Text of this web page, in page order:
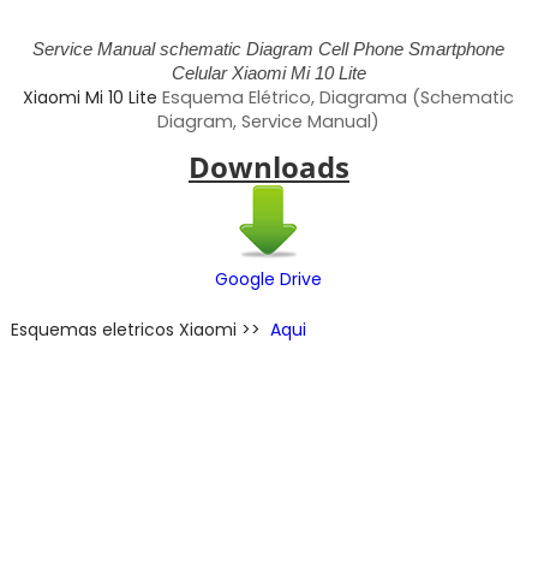
Service Manual schematic Diagram Cell Phone Smartphone
CelularXiaomi Mi 10 Lite
Xiaomi Mi 10 Lite Esquema Elétrico, Diagrama (Schematic
Diagram, Service Manual)
Downloads
Google Drive
Esquemas eletricos Xiaomi >> Aqui